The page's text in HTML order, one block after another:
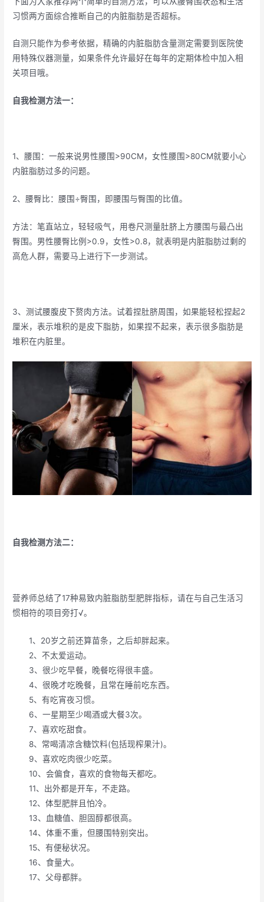
习惯两方面综合推断自己的内脏脂肪是否超标。
自测只能作为参考依据，精确的内脏脂肪含量测定需要到医院使
用特殊仪器测量，如果条件允许最好在每年的定期体检中加入相
关项目哦。
自我检测方法一：
1、腰围：一般来说男性腰围>90CM，女性腰围>80CM就要小心
内脏脂肪过多的问题。
2、腰臀比：腰围÷臀围，即腰围与臀围的比值。
方法：笔直站立，轻轻吸气，用卷尺测量肚脐上方腰围与最凸出
臀围。男性腰臀比例>0.9，女性>0.8，就表明是内脏脂肪过剩的
高危人群，需要马上进行下一步测试。
3、测试腰腹皮下赘肉方法。试着捏肚脐周围，如果能轻松捏起2
厘米，表示堆积的是皮下脂肪，如果捏不起来，表示很多脂肪是
堆积在内脏里。
自我检测方法二：
营养师总结了17种易致内脏脂肪型肥胖指标，请在与自己生活习
惯相符的项目旁打√。
1、20岁之前还算苗条，之后却胖起来。
2、不太爱运动。
3、很少吃早餐，晚餐吃得很丰盛。
4、很晚才吃晚餐，且常在睡前吃东西。
5、有吃宵夜习惯。
6、一星期至少喝酒或大餐3次。
7、喜欢吃甜食。
8、常喝清凉含糖饮料(包括现榨果汁)。
9、喜欢吃肉很少吃菜。
10、会偏食，喜欢的食物每天都吃。
11、出外都是开车，不走路。
12、体型肥胖且怕冷。
13、血糖值、胆固醇都很高。
14、体重不重，但腰围特别突出。
15、有便秘状况。
16、食量大。
17、父母都胖。